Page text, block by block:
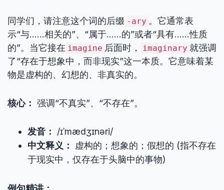
同学们，请注意这个词的后缀 -ary 。它通常表
示“与……相关的”、“属于……的”或者“具有……性质
的”。当它接在 imagine 后面时， imaginary 就强调
了“存在于想象中，而非现实”这一本质。它意味着某
物是虚构的、幻想的、非真实的。
核心： 强调“不真实”、“不存在”。
发音：
/ɪˈmædʒɪnəri/
中文释义：
虚构的；想象的；假想的 (指不存在
于现实中，仅存在于头脑中的事物)